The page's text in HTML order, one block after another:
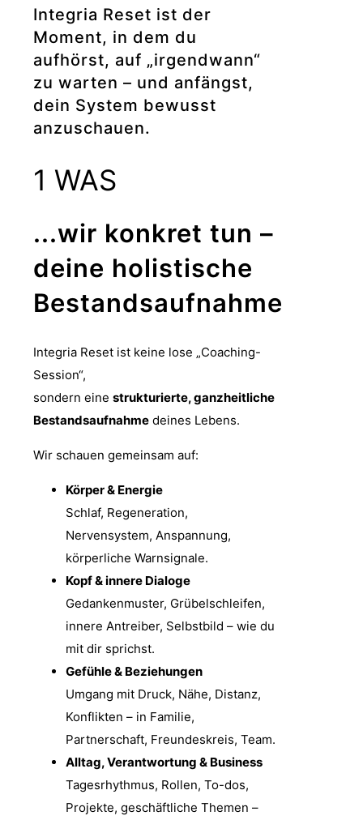
Integria Reset ist der
Moment, in dem du
aufhörst, auf „irgendwann“
zu warten – und anfängst,
dein System bewusst
anzuschauen.
1 WAS
...wir konkret tun –
deine holistische
Bestandsaufnahme
Integria Reset ist keine lose „Coaching-
Session“,
sondern eine strukturierte, ganzheitliche
Bestandsaufnahme deines Lebens.
Wir schauen gemeinsam auf:
Körper & Energie
Schlaf, Regeneration,
Nervensystem, Anspannung,
körperliche Warnsignale.
Kopf & innere Dialoge
Gedankenmuster, Grübelschleifen,
innere Antreiber, Selbstbild – wie du
mit dir sprichst.
Gefühle & Beziehungen
Umgang mit Druck, Nähe, Distanz,
Konflikten – in Familie,
Partnerschaft, Freundeskreis, Team.
Alltag, Verantwortung & Business
Tagesrhythmus, Rollen, To-dos,
Projekte, geschäftliche Themen –